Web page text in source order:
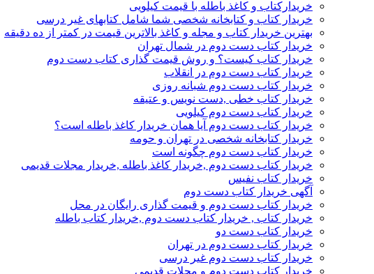
خریدارکتاب و کاغذ باطله با قیمت کیلویی
خریدار کتاب و کتابخانه شخصی شما شامل کتابهای غیر درسی
بهترین خریدار کتاب و مجله و کاغذ بالاترین قیمت در کمتر از ده دقیقه
خریدار کتاب دست دوم در شمال تهران
خریدار کتاب کیست؟ و روش قیمت گذاری کتاب دست دوم
خریدار کتاب دست دوم در انقلاب
خریدار کتاب دست دوم شبانه روزی
خریدار کتاب خطی ,دست نویس و عتیقه
خریدار کتاب دست دوم کیلویی
خریدار کتاب دست دوم آیا همان خریدار کاغذ باطله است؟
خریدار کتابخانه شخصی در تهران و حومه
خریدار کتاب دست دوم چگونه است
خریدار کتاب دست دوم ,خریدار کاغذ باطله ,خریدار مجلات قدیمی
خریدار کتاب نفیس
آگهی خریدار کتاب دست دوم
خریدار کتاب دست دوم و قیمت گذاری رایگان در محل
خریدار کتاب , خریدار کتاب دست دوم ,خریدار کتاب باطله
خریدار کتاب دست دو
خریدار کتاب دست دوم در تهران
خریدار کتاب دست دوم غیر درسی
خریدار کتاب دست دوم و مجلات قدیمی